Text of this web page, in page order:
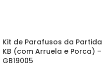
Kit de Parafusos da Partida
KB (com Arruela e Porca) –
GB19005